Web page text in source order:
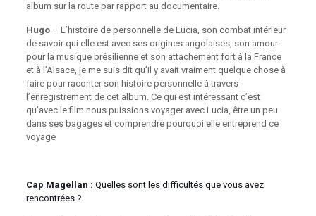
album sur la route par rapport au documentaire.
Hugo– L’histoire de personnelle de Lucia, son combat intérieur
de savoir qui elle est avec ses origines angolaises, son amour
pour la musique brésilienne et son attachement fort à la France
et à l’Alsace, je me suis dit qu’il y avait vraiment quelque chose à
faire pour raconter son histoire personnelle à travers
l’enregistrement de cet album. Ce qui est intéressant c’est
qu’avec le film nous puissions voyager avec Lucia, être un peu
dans ses bagages et comprendre pourquoi elle entreprend ce
voyage
Cap Magellan : Quelles sont les difficultés que vous avez
rencontrées ?